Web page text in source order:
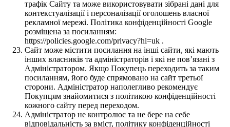
трафік Сайту та може використовувати зібрані дані для
контекстуалізації і персоналізації оголошень власної
рекламної мережі. Політика конфіденційності Google
розміщена за посиланням:
https://policies.google.com/privacy?hl=uk .
Сайт може містити посилання на інші сайти, які мають
інших власників та адміністраторів і які не пов’язані з
Адміністратором. Якщо Покупець переходить за таким
посиланням, його буде спрямовано на сайт третьої
сторони. Адміністратор наполегливо рекомендує
Покупцям знайомитися з політикою конфіденційності
кожного сайту перед переходом.
Адміністратор не контролює та не бере на себе
відповідальність за вміст, політику конфіденційності